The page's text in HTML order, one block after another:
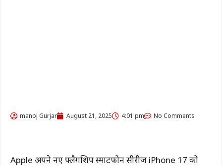
manoj Gurjar August 21, 2025 4:01 pm No Comments
Apple अपने नए फ्लैगशिप स्मार्टफोन सीरीज iPhone 17 को